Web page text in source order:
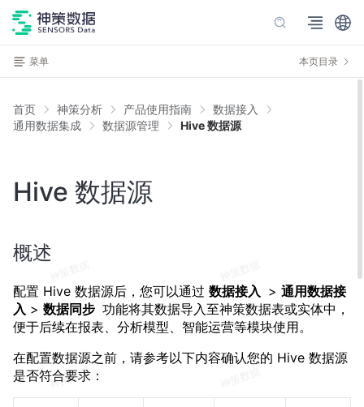
菜单 本页目录
首页 神策分析 产品使用指南
数据接入
通用数据集成
数据源管理 Hive 数据源
Hive 数据源
概述
配置 Hive 数据源后，您可以通过 数据接入 > 通用数据接
入 > 数据同步 功能将其数据导入至神策数据表或实体中，
便于后续在报表、分析模型、智能运营等模块使用。
在配置数据源之前，请参考以下内容确认您的 Hive 数据源
是否符合要求：